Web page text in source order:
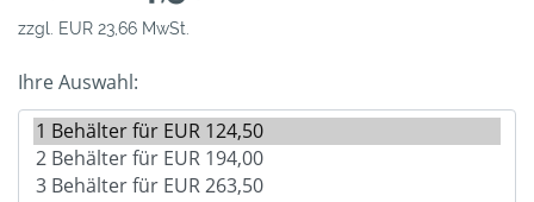
zzgl. EUR 23,66 MwSt.
Ihre Auswahl: